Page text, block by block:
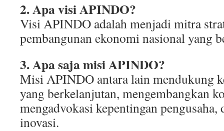
2. Apa visi APINDO?
Visi APINDO adalah menjadi mitra
pembangunan ekonomi nasional yang
3. Apa saja misi APINDO?
Misi APINDO antara lain mendukung
yang berkelanjutan, mengembangkan
mengadvokasi kepentingan pengusaha,
inovasi.